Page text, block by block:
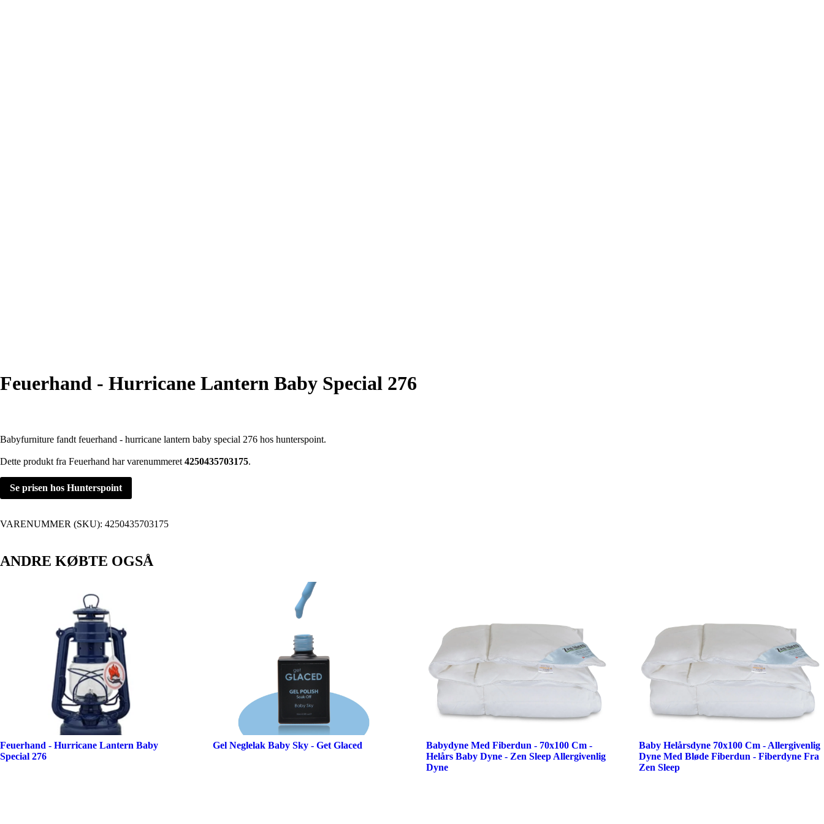
Feuerhand - Hurricane Lantern Baby Special 276
Babyfurniture fandt feuerhand - hurricane lantern baby special 276 hos hunterspoint.
Dette produkt fra Feuerhand har varenummeret 4250435703175.
Se prisen hos Hunterspoint
VARENUMMER (SKU): 4250435703175
ANDRE KØBTE OGSÅ
Feuerhand - Hurricane Lantern Baby
Special 276
Gel Neglelak Baby Sky - Get Glaced
Babydyne Med Fiberdun - 70x100 Cm -
Helårs Baby Dyne - Zen Sleep Allergivenlig
Dyne
Baby Helårsdyne 70x100 Cm - Allergivenlig
Dyne Med Bløde Fiberdun - Fiberdyne Fra
Zen Sleep